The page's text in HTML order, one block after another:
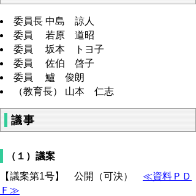
委員長 中島 諒人
委員 若原 道昭
委員 坂本 トヨ子
委員 佐伯 啓子
委員 鱸 俊朗
（教育長） 山本 仁志
議事
（１）議案
【議案第1号】 公開（可決） ≪資料ＰＤ
Ｆ≫